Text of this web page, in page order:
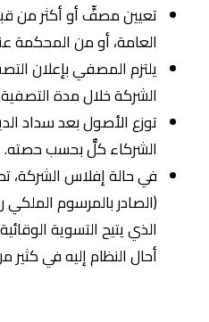
تعيين مصفٍّ أو أكثر من
العامة، أو من المحكمة
يلتزم المصفي بإعلان
الشركة خلال مدة
توزع الأصول بعد سداد
الشركاء كلٌّ بحسب حصته.
في حالة إفلاس الشركة،
الذي يتيح التسوية
أحال النظام إليه في كثير